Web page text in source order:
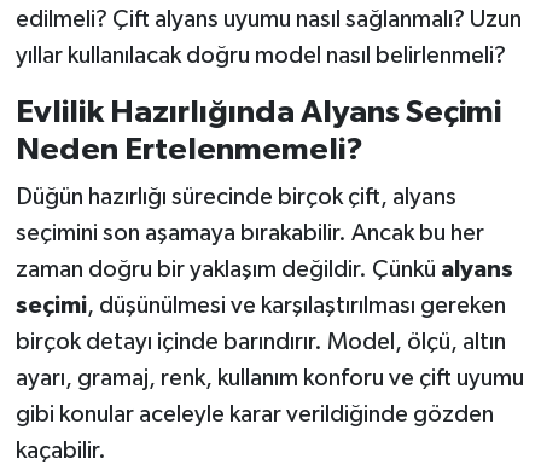
edilmeli? Çift alyans uyumu nasıl sağlanmalı? Uzun
yıllar kullanılacak doğru model nasıl belirlenmeli?
Evlilik Hazırlığında Alyans Seçimi
Neden Ertelenmemeli?
Düğün hazırlığı sürecinde birçok çift, alyans
seçimini son aşamaya bırakabilir. Ancak bu her
zaman doğru bir yaklaşım değildir. Çünkü alyans
seçimi, düşünülmesi ve karşılaştırılması gereken
birçok detayı içinde barındırır. Model, ölçü, altın
ayarı, gramaj, renk, kullanım konforu ve çift uyumu
gibi konular aceleyle karar verildiğinde gözden
kaçabilir.